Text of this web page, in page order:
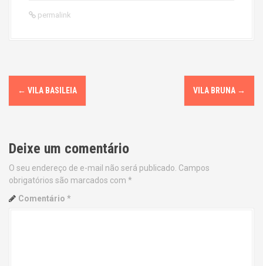
permalink
P
o
t
n
a
← VILA BASILEIA VILA BRUNA →
Deixe um comentário
O seu endereço de e-mail não será publicado. Campos
obrigatórios são marcados com *
Comentário *